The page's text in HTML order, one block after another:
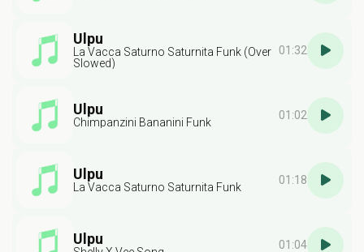
Ulpu
La Vacca Saturno Saturnita Funk (Over
Slowed)
01:32
Ulpu
Chimpanzini Bananini Funk
01:02
Ulpu
La Vacca Saturno Saturnita Funk
01:18
Ulpu 01:04